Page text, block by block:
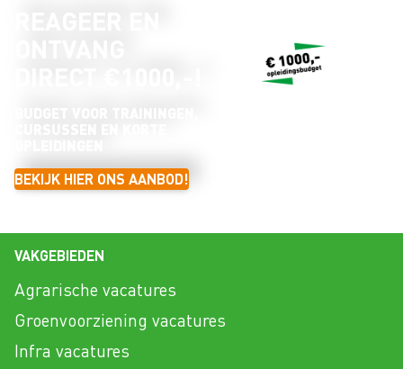
BEKIJK HIER ONS AANBOD!
VAKGEBIEDEN
Agrarische vacatures
Groenvoorziening vacatures
Infra vacatures